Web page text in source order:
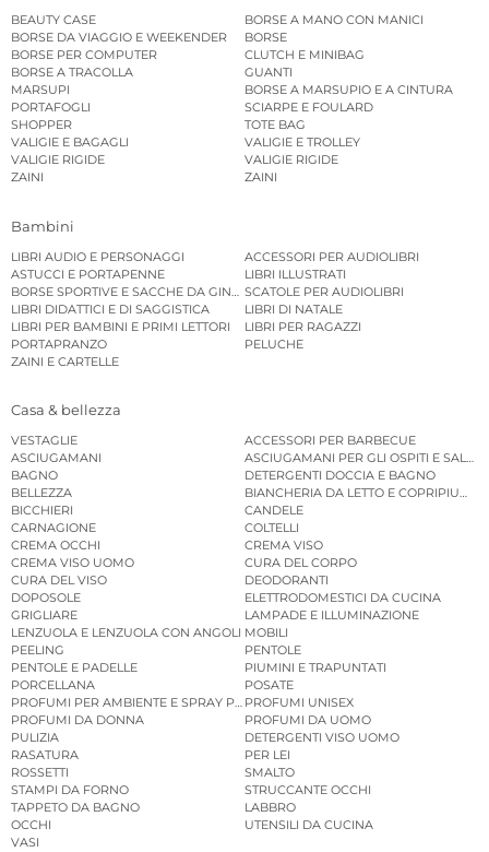
BEAUTY CASE
BORSE A MANO CON MANICI
BORSE DA VIAGGIO E WEEKENDER
BORSE
BORSE PER COMPUTER
CLUTCH E MINIBAG
BORSE A TRACOLLA
GUANTI
MARSUPI
BORSE A MARSUPIO E A CINTURA
PORTAFOGLI
SCIARPE E FOULARD
SHOPPER
TOTE BAG
VALIGIE E BAGAGLI
VALIGIE E TROLLEY
VALIGIE RIGIDE
VALIGIE RIGIDE
ZAINI
ZAINI
Bambini
LIBRI AUDIO E PERSONAGGI
ACCESSORI PER AUDIOLIBRI
ASTUCCI E PORTAPENNE
LIBRI ILLUSTRATI
BORSE SPORTIVE E SACCHE DA GINNASTICASCATOLE PER AUDIOLIBRI
LIBRI DIDATTICI E DI SAGGISTICA
LIBRI DI NATALE
LIBRI PER BAMBINI E PRIMI LETTORI
LIBRI PER RAGAZZI
PORTAPRANZO
PELUCHE
ZAINI E CARTELLE
Casa & bellezza
VESTAGLIE
ACCESSORI PER BARBECUE
ASCIUGAMANI
ASCIUGAMANI PER GLI OSPITI E
BAGNO
DETERGENTI DOCCIA E BAGNO
BELLEZZA
BIANCHERIA DA LETTO E COPRIPIUMINI
BICCHIERI
CANDELE
CARNAGIONE
COLTELLI
CREMA OCCHI
CREMA VISO
CREMA VISO UOMO
CURA DEL CORPO
CURA DEL VISO
DEODORANTI
DOPOSOLE
ELETTRODOMESTICI DA CUCINA
GRIGLIARE
LAMPADE E ILLUMINAZIONE
LENZUOLA E LENZUOLA CON ANGOLI MOBILI
PEELING
PENTOLE
PENTOLE E PADELLE
PIUMINI E TRAPUNTATI
PORCELLANA
POSATE
PROFUMI PER AMBIENTE E SPRAY PER AMBIENTE
PROFUMI UNISEX
PROFUMI DA DONNA
PROFUMI DA UOMO
PULIZIA
DETERGENTI VISO UOMO
RASATURA
PER LEI
ROSSETTI
SMALTO
STAMPI DA FORNO
STRUCCANTE OCCHI
TAPPETO DA BAGNO
LABBRO
OCCHI
UTENSILI DA CUCINA
VASI